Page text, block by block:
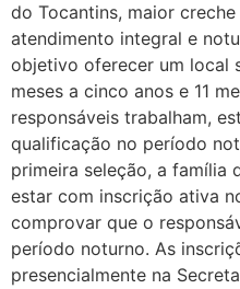
do Tocantins, maior
atendimento integral e
objetivo oferecer um local
meses a cinco anos e 11
responsáveis trabalham,
qualificação no período
primeira seleção, a família
estar com inscrição ativa
comprovar que o
período noturno. As
presencialmente na